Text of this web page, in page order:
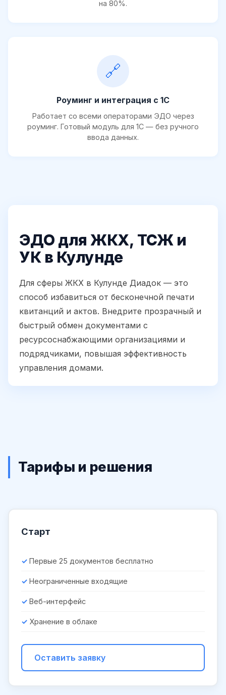
на 80%.
🔗
Роуминг и интеграция с 1С
Работает со всеми операторами ЭДО через
роуминг. Готовый модуль для 1С — без ручного
ввода данных.
ЭДО для ЖКХ, ТСЖ и
УК в Кулунде
Для сферы ЖКХ в Кулунде Диадок — это
способ избавиться от бесконечной печати
квитанций и актов. Внедрите прозрачный и
быстрый обмен документами с
ресурсоснабжающими организациями и
подрядчиками, повышая эффективность
управления домами.
Тарифы и решения
Старт
Первые 25 документов бесплатно
Неограниченные входящие
Веб-интерфейс
Хранение в облаке
Оставить заявку